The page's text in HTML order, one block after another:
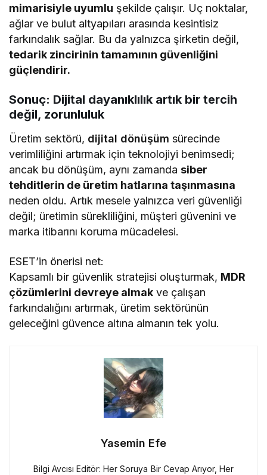
mimarisiyle uyumlu şekilde çalışır. Uç noktalar,
ağlar ve bulut altyapıları arasında kesintisiz
farkındalık sağlar. Bu da yalnızca şirketin değil,
tedarik zincirinin tamamının güvenliğini
güçlendirir.
Sonuç: Dijital dayanıklılık artık bir tercih
değil, zorunluluk
Üretim sektörü, dijital dönüşüm sürecinde
verimliliğini artırmak için teknolojiyi benimsedi;
ancak bu dönüşüm, aynı zamandasiber
tehditlerin de üretim hatlarına taşınmasına
neden oldu. Artık mesele yalnızca veri güvenliği
değil; üretimin sürekliliğini, müşteri güvenini ve
marka itibarını koruma mücadelesi.
ESET’in önerisi net:
Kapsamlı bir güvenlik stratejisi oluşturmak, MDR
çözümlerini devreye almak ve çalışan
farkındalığını artırmak, üretim sektörünün
geleceğini güvence altına almanın tek yolu.
Yasemin Efe
Bilgi Avcısı Editör: Her Soruya Bir Cevap Arıyor, Her